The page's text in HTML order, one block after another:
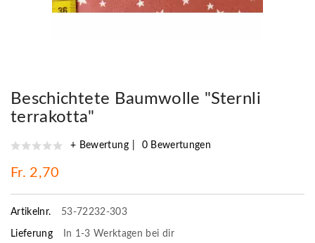
Beschichtete Baumwolle "Sternli
terrakotta"
+ Bewertung 0 Bewertungen
Fr. 2,70
Artikelnr. 53-72232-303
Lieferung In 1-3 Werktagen bei dir